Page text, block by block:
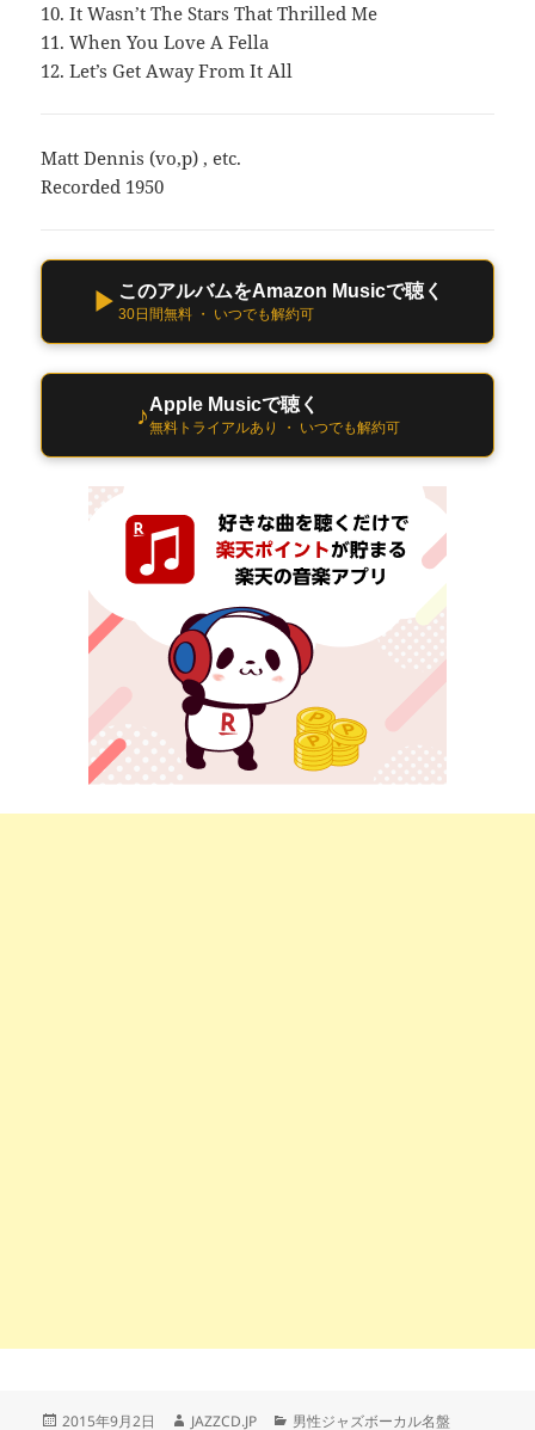
10. It Wasn’t The Stars That Thrilled Me
11. When You Love A Fella
12. Let’s Get Away From It All
Matt Dennis (vo,p) , etc.
Recorded 1950
▶ このアルバムをAmazon Musicで聴く
30日間無料 ・ いつでも解約可
♪Apple Musicで聴く
無料トライアルあり ・ いつでも解約可
投
2015年9月2日 作
JAZZCD.JP カ
男性ジャズボーカル名盤